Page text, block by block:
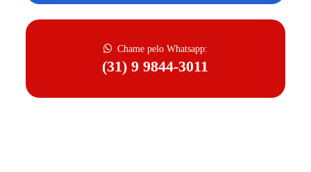
Chame pelo Whatsapp:
(31) 9 9844-3011